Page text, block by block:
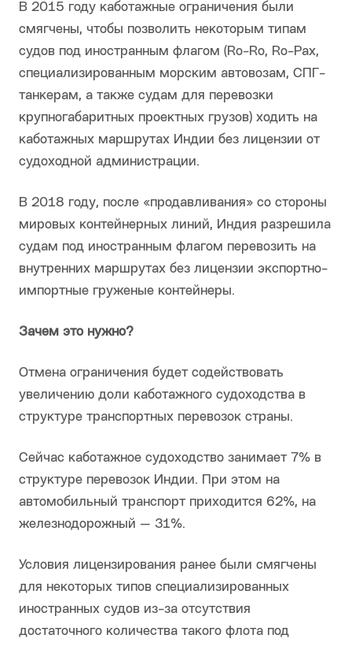
В 2015 году каботажные ограничения были
смягчены, чтобы позволить некоторым типам
судов под иностранным флагом (Ro-Ro, Ro-Pax,
специализированным морским автовозам, СПГ-
танкерам, а также судам для перевозки
крупногабаритных проектных грузов) ходить на
каботажных маршрутах Индии без лицензии от
судоходной администрации.
В 2018 году, после «продавливания» со стороны
мировых контейнерных линий, Индия разрешила
судам под иностранным флагом перевозить на
внутренних маршрутах без лицензии экспортно-
импортные груженые контейнеры.
Зачем это нужно?
Отмена ограничения будет содействовать
увеличению доли каботажного судоходства в
структуре транспортных перевозок страны.
Сейчас каботажное судоходство занимает 7% в
структуре перевозок Индии. При этом на
автомобильный транспорт приходится 62%, на
железнодорожный — 31%.
Условия лицензирования ранее были смягчены
для некоторых типов специализированных
иностранных судов из-за отсутствия
достаточного количества такого флота под